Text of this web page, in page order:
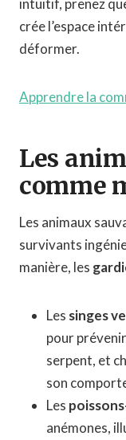
intuitif, prenez
crée l’espace
déformer.
Apprendre la
Les
comme
Les animaux
survivants
manière, les
Les singes
pour
serpent, et
son
Les
anémones,